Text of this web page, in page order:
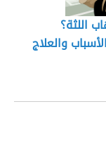
اللثة؟
والعلاج